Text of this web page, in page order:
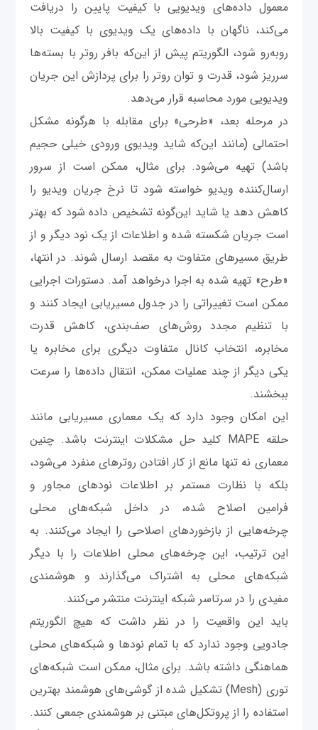
معمول داده‌های ویدیویی با کیفیت پایین را دریافت
می‌کند، ناگهان با داده‌های یک ویدیوی با کیفیت بالا
روبه‌رو شود، الگوریتم پیش از این‌که بافر روتر با بسته‌ها
سرریز شود، قدرت و توان روتر را برای پردازش این جریان
ویدیویی مورد محاسبه قرار می‌دهد.
در مرحله بعد، «طرحی» برای مقابله با هرگونه مشکل
احتمالی (مانند این‌که شاید ویدیوی ورودی خیلی حجیم
باشد) تهیه می‌شود. برای مثال، ممکن است از سرور
ارسال‌کننده ویدیو خواسته شود تا نرخ جریان ویدیو را
کاهش دهد یا شاید این‌گونه تشخیص داده شود که بهتر
است جریان شکسته شده و اطلاعات از یک نود دیگر و از
طریق مسیرهای متفاوت به مقصد ارسال شوند. در انتها،
«طرح» تهیه شده به اجرا درخواهد آمد. دستورات اجرایی
ممکن است تغییراتی را در جدول مسیریابی ایجاد کنند و
با تنظیم مجدد روش‌های صف‌بندی، کاهش قدرت
مخابره، انتخاب کانال متفاوت دیگری برای مخابره یا
یکی دیگر از چند عملیات ممکن، انتقال داده‌ها را سرعت
ببخشند.
این امکان وجود دارد که یک معماری مسیریابی مانند
حلقه MAPE کلید حل مشکلات اینترنت باشد. چنین
معماری نه تنها مانع از کار افتادن روترهای منفرد می‌شود،
بلکه با نظارت مستمر بر اطلاعات نودهای مجاور و
فرامین اصلاح شده، در داخل شبکه‌های محلی
چرخه‌هایی از بازخوردهای اصلاحی را ایجاد می‌کنند. به
این ترتیب، این چرخه‌های محلی اطلاعات را با دیگر
شبکه‌های محلی به اشتراک می‌گذارند و هوشمندی
مفیدی را در سرتاسر شبکه اینترنت منتشر می‌کنند.
باید این واقعیت را در نظر داشت که هیچ الگوریتم
جادویی وجود ندارد که با تمام نودها و شبکه‌های محلی
هماهنگی داشته باشد. برای مثال، ممکن است شبکه‌های
توری (Mesh) تشکیل شده از گوشی‌های هوشمند بهترین
استفاده را از پروتکل‌های مبتنی بر هوشمندی جمعی کنند.